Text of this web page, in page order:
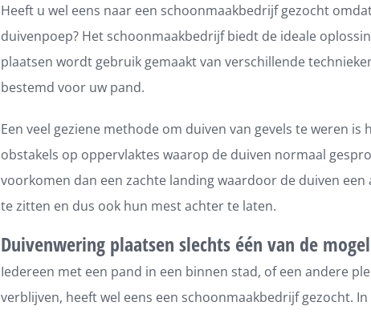
Heeft u wel eens naar een schoonmaakbedrijf gezocht
duivenpoep? Het schoonmaakbedrijf biedt de ideale
plaatsen wordt gebruik gemaakt van verschillende
bestemd voor uw pand.
Een veel geziene methode om duiven van gevels te weren is
obstakels op oppervlaktes waarop de duiven normaal
voorkomen dan een zachte landing waardoor de duiven een
te zitten en dus ook hun mest achter te laten.
Duivenwering plaatsen slechts één van de
Iedereen met een pand in een binnen stad, of een andere
verblijven, heeft wel eens een schoonmaakbedrijf gezocht. In